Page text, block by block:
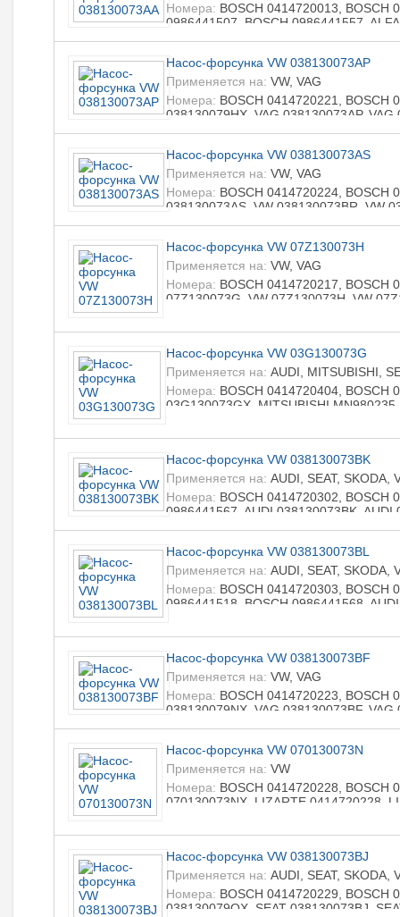
Номера: BOSCH 0414720013, BOSCH
0986441507, BOSCH 0986441557,
038130073AL, SKODA 038130073G,
038130073AL, VW 038130073G, VW
0414720013, LIZARTE 0414720021,
0986441507, LIZARTE 0986441557,
Насос-форсунка VW 038130073AP
Применяется на: VW, VAG
Номера: BOSCH 0414720221, BOSCH
038130079HX, VAG 038130073AP,
Насос-форсунка VW 038130073AS
Применяется на: VW, VAG
Номера: BOSCH 0414720224, BOSCH
038130073AS, VW 038130073BR, VW
Насос-форсунка VW 07Z130073H
Применяется на: VW, VAG
Номера: BOSCH 0414720217, BOSCH
07Z130073G, VW 07Z130073H, VW
Насос-форсунка VW 03G130073G
Применяется на: AUDI, MITSUBISHI,
Номера: BOSCH 0414720404, BOSCH
03G130073GX, MITSUBISHI
Насос-форсунка VW 038130073BK
Применяется на: AUDI, SEAT, SKODA,
Номера: BOSCH 0414720302, BOSCH
0986441567, AUDI 038130073BK,
LIZARTE 0414720306, LIZARTE
R0986441517, LIZARTE R0986441567
Насос-форсунка VW 038130073BL
Применяется на: AUDI, SEAT, SKODA,
Номера: BOSCH 0414720303, BOSCH
0986441518, BOSCH 0986441568,
R0986414568, LIZARTE R0986441518
Насос-форсунка VW 038130073BF
Применяется на: VW, VAG
Номера: BOSCH 0414720223, BOSCH
038130079NX, VAG 038130073BF,
Насос-форсунка VW 070130073N
Применяется на: VW
Номера: BOSCH 0414720228, BOSCH
070130073NX, LIZARTE 0414720228,
Насос-форсунка VW 038130073BJ
Применяется на: AUDI, SEAT, SKODA,
Номера: BOSCH 0414720229, BOSCH
038130079QX, SEAT 038130073BJ,